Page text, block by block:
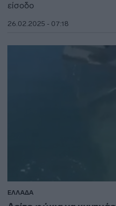
είσοδο
26.02.2025 - 07:18
ΕΛΛΑΔΑ